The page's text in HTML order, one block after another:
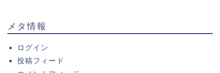
メタ情報
ログイン
投稿フィード